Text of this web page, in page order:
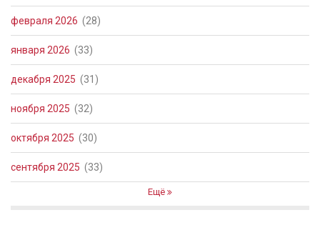
февраля 2026 (28)
января 2026 (33)
декабря 2025 (31)
ноября 2025 (32)
октября 2025 (30)
сентября 2025 (33)
Ещё